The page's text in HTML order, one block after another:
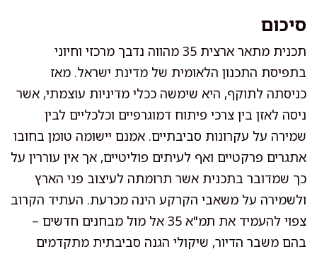
סיכום
תכנית מתאר ארצית 35 מהווה נדבך מרכזי וחיוני
בתפיסת התכנון הלאומית של מדינת ישראל. מאז
כניסתה לתוקף, היא שימשה ככלי מדיניות עוצמתי, אשר
ניסה לאזן בין צרכי פיתוח דמוגרפיים וכלכליים לבין
שמירה על עקרונות סביבתיים. אמנם יישומה טומן בחובו
אתגרים פרקטיים ואף לעיתים פוליטיים, אך אין עוררין על
כך שמדובר בתכנית אשר תרומתה לעיצוב פני הארץ
ולשמירה על משאבי הקרקע הינה מכרעת. העתיד הקרוב
צפוי להעמיד את תמ"א 35 אל מול מבחנים חדשים –
בהם משבר הדיור, שיקולי הגנה סביבתית מתקדמים